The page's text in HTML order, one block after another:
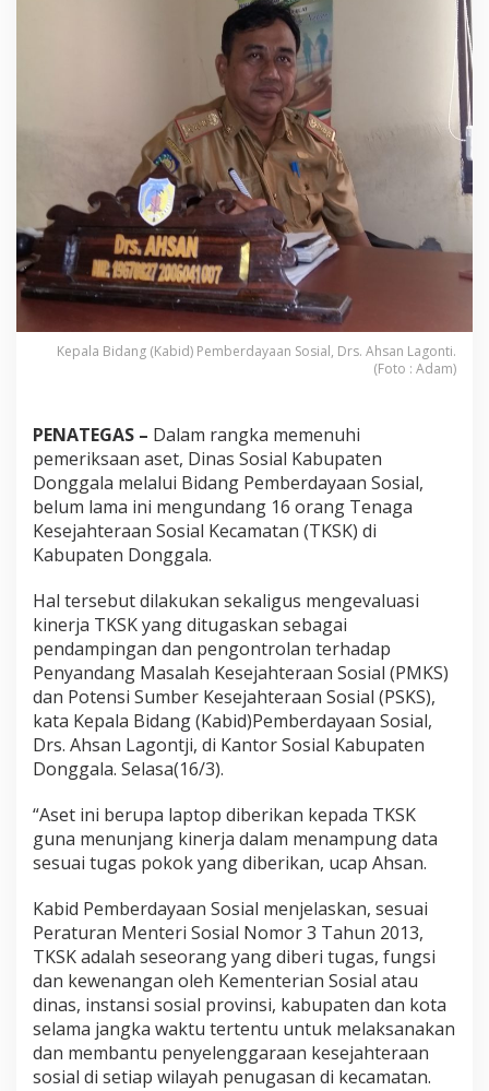
P
e
r
i
k
s
a
A
s
e
t
d
a
a
l
u
a
s
i
T
K
K
Kepala Bidang (Kabid) Pemberdayaan Sosial, Drs. Ahsan Lagonti.
(Foto : Adam)
PENATEGAS – Dalam rangka memenuhi
pemeriksaan aset, Dinas Sosial Kabupaten
Donggala melalui Bidang Pemberdayaan Sosial,
belum lama ini mengundang 16 orang Tenaga
Kesejahteraan Sosial Kecamatan (TKSK) di
Kabupaten Donggala.
Hal tersebut dilakukan sekaligus mengevaluasi
kinerja TKSK yang ditugaskan sebagai
pendampingan dan pengontrolan terhadap
Penyandang Masalah Kesejahteraan Sosial (PMKS)
dan Potensi Sumber Kesejahteraan Sosial (PSKS),
kata Kepala Bidang (Kabid)Pemberdayaan Sosial,
Drs. Ahsan Lagontji, di Kantor Sosial Kabupaten
Donggala. Selasa(16/3).
“Aset ini berupa laptop diberikan kepada TKSK
guna menunjang kinerja dalam menampung data
sesuai tugas pokok yang diberikan, ucap Ahsan.
Kabid Pemberdayaan Sosial menjelaskan, sesuai
Peraturan Menteri Sosial Nomor 3 Tahun 2013,
TKSK adalah seseorang yang diberi tugas, fungsi
dan kewenangan oleh Kementerian Sosial atau
dinas, instansi sosial provinsi, kabupaten dan kota
selama jangka waktu tertentu untuk melaksanakan
dan membantu penyelenggaraan kesejahteraan
sosial di setiap wilayah penugasan di kecamatan.